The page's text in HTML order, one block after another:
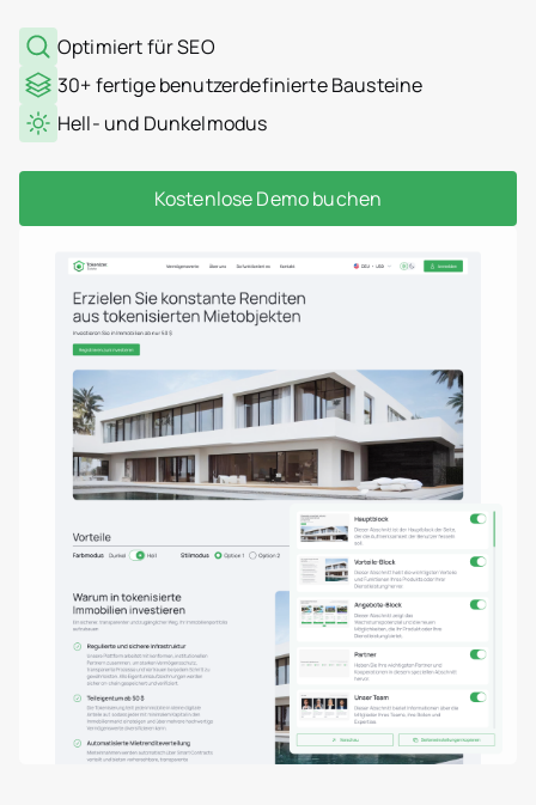
Optimiert für SEO
30+ fertige benutzerdefinierte Bausteine
Hell- und Dunkelmodus
Kostenlose Demo buchen
Tokenisierung von Immobilien-
Vermögenswerten
ERC-3643 (Security Token)Immobilienentwickler